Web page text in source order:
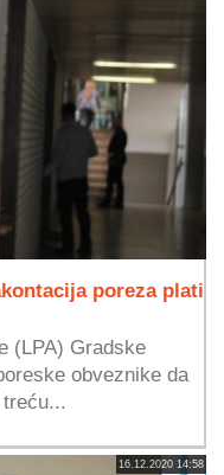
poreza plati
(LPA) Gradske
obveznike da
16.12.2020 14:58